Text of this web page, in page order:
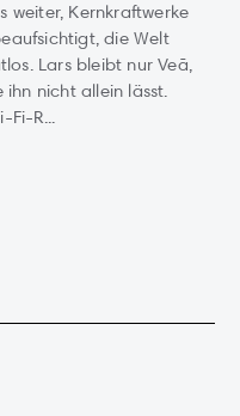
weiter, Kernkraftwerke
die Welt
Lars bleibt nur Veā,
ihn nicht allein lässt.
Fi-R...